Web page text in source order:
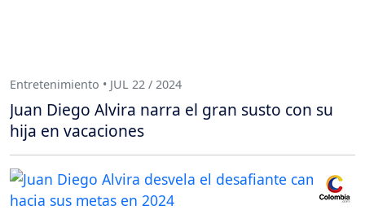
Entretenimiento • JUL 22 / 2024
Juan Diego Alvira narra el gran susto con su
hija en vacaciones